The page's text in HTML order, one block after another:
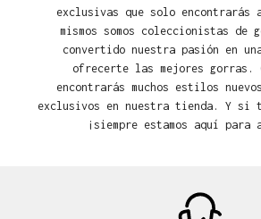
exclusivas que solo encontrarás
mismos somos coleccionistas de
convertido nuestra pasión en
ofrecerte las mejores gorras.
encontrarás muchos estilos
exclusivos en nuestra tienda. Y si
¡siempre estamos aquí para